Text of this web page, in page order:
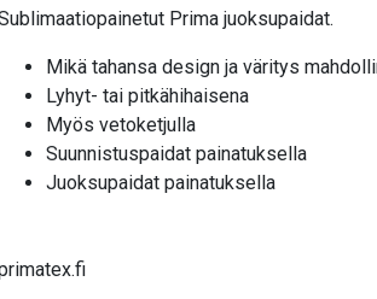
Prima juoksupaidat.
Mikä tahansa design ja väritys
Lyhyt- tai pitkähihaisena
Myös vetoketjulla
Suunnistuspaidat painatuksella
Juoksupaidat painatuksella